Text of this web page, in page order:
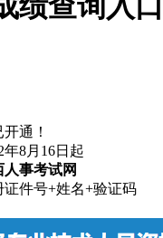
绩查询入
通！
年8月16日起
事考试网
证件号+姓名+验证码